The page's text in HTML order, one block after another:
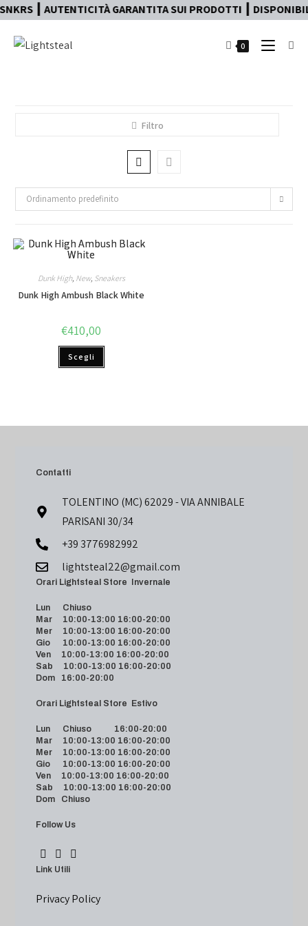
┃ AUTENTICITÀ GARANTITA SUI PRODOTTI ┃
0
Filtro
Ordinamento predefinito
Dunk High, New, Sneakers
Dunk High Ambush Black White
€410,00
Scegli
Contatti
TOLENTINO (MC) 62029 - VIA ANNIBALE
PARISANI 30/34
+39 3776982992
lightsteal22@gmail.com
Orari Lightsteal Store Invernale
Lun Chiuso
Mar 10:00-13:00 16:00-20:00
Mer 10:00-13:00 16:00-20:00
Gio 10:00-13:00 16:00-20:00
Ven 10:00-13:00 16:00-20:00
Sab 10:00-13:00 16:00-20:00
Dom 16:00-20:00
Orari Lightsteal Store Estivo
Lun Chiuso 16:00-20:00
Mar 10:00-13:00 16:00-20:00
Mer 10:00-13:00 16:00-20:00
Gio 10:00-13:00 16:00-20:00
Ven 10:00-13:00 16:00-20:00
Sab 10:00-13:00 16:00-20:00
Dom Chiuso
Follow Us
Link Utili
Privacy Policy